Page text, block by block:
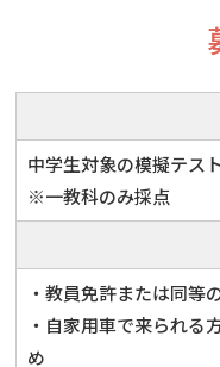
中学生対象の模擬テス
※一教科のみ採点
・教員免許または同等
・自家用車で来られる
め